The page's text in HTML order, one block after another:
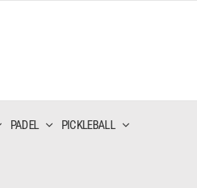
PADEL PICKLEBALL